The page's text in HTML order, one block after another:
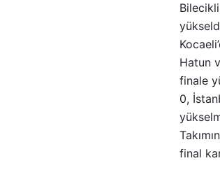
Hatun
finale
0,
final